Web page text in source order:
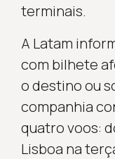
terminais.
A Latam
com bilhete
o destino ou
companhia
quatro voos:
Lisboa na